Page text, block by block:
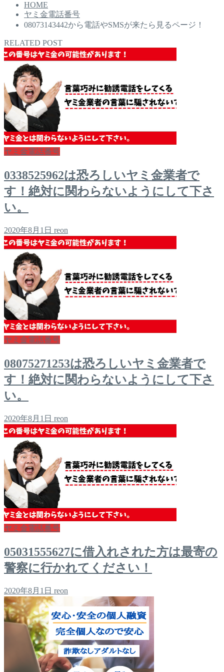
HOME
ヤミ金電話番号
08073143442から電話やSMSが来たら見るページ！
RELATED POST
ヤミ金電話番号
0338525962は恐ろしいヤミ金業者で
す！絶対に関わらないようにして下さ
い。
2020年8月1日 reon
ヤミ金電話番号
08075271253は恐ろしいヤミ金業者で
す！絶対に関わらないようにして下さ
い。
2020年8月1日 reon
ヤミ金電話番号
05031555627に借入れされた方は最寄の
警察に行かれてください！
2020年8月1日 reon